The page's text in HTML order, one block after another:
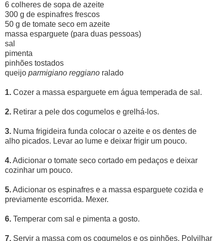
6 colheres de sopa de azeite
300 g de espinafres frescos
50 g de tomate seco em azeite
massa esparguete (para duas pessoas)
sal
pimenta
pinhões tostados
queijo parmigiano reggiano ralado
1. Cozer a massa esparguete em água temperada de sal.
2. Retirar a pele dos cogumelos e grelhá-los.
3. Numa frigideira funda colocar o azeite e os dentes de
alho picados. Levar ao lume e deixar frigir um pouco.
4.Adicionar o tomate seco cortado em pedaços e deixar
cozinhar um pouco.
5.Adicionar os espinafres e a massa esparguete cozida e
previamente escorrida. Mexer.
6. Temperar com sal e pimenta a gosto.
7. Servir a massa com os cogumelos e os pinhões. Polvilhar